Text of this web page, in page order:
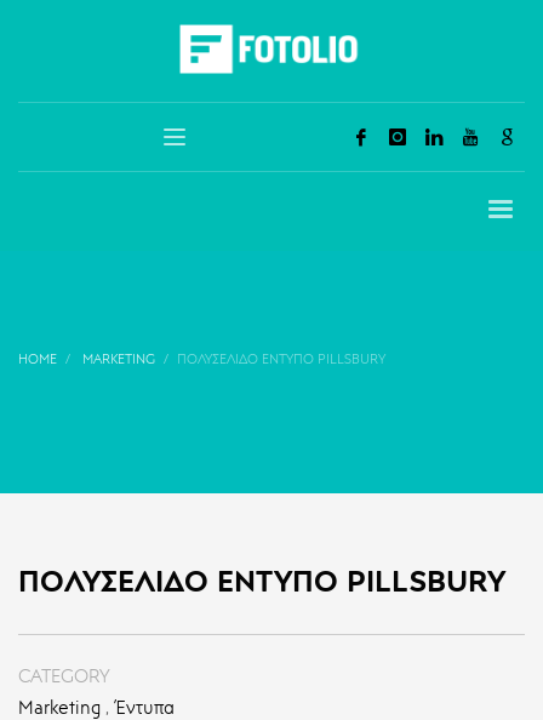
HOME MARKETING ΠΟΛΥΣΈΛΙΔΟ ΈΝΤΥΠΟ PILLSBURY
ΠΟΛΥΣΈΛΙΔΟ ΈΝΤΥΠΟ PILLSBURY
CATEGORY
Marketing , Έντυπα